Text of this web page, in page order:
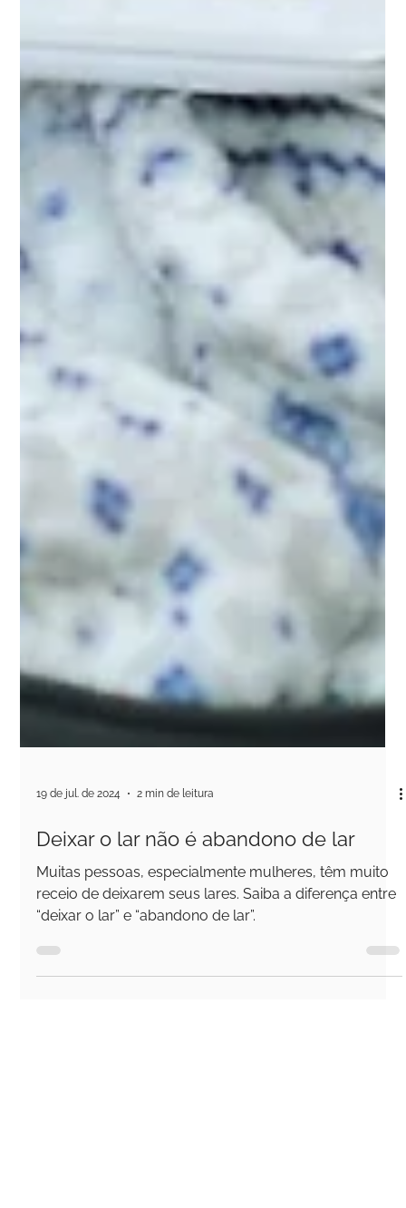
19 de jul. de 2024 2 min de leitura
Deixar o lar não é abandono de lar
Muitas pessoas, especialmente mulheres, têm muito
“deixar o lar” e “abandono de lar”.